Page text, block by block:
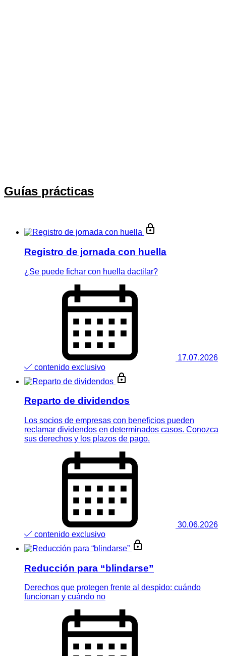
Guías prácticas
Registro de jornada con huella
¿Se puede fichar con huella dactilar?
17.07.2026
contenido exclusivo
Reparto de dividendos
Los socios de empresas con beneficios pueden
reclamar dividendos en determinados casos. Conozca
sus derechos y los plazos de pago.
30.06.2026
contenido exclusivo
Reducción para “blindarse”
Derechos que protegen frente al despido: cuándo
funcionan y cuándo no